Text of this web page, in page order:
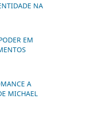
NA
EM
A
MICHAEL